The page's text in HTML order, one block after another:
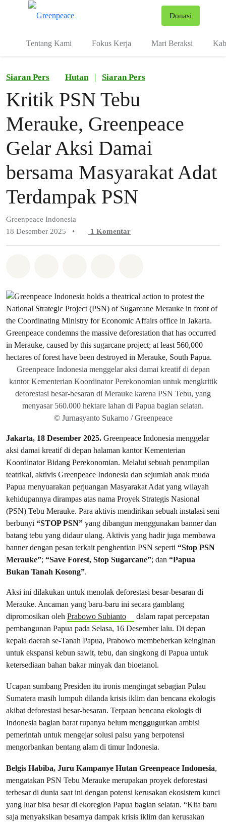
Donasi
Tentang Kami Fokus Kerja Mari Beraksi
Siaran Pers Hutan | Siaran Pers
Kritik PSN Tebu
Merauke, Greenpeace
Gelar Aksi Damai
bersama Masyarakat Adat
Terdampak PSN
Greenpeace Indonesia
18 Desember 2025
• 1 Komentar
Greenpeace Indonesia menggelar aksi damai kreatif di depan
kantor Kementerian Koordinator Perekonomian untuk mengkritik
deforestasi besar-besaran di Merauke karena PSN Tebu, yang
menyasar 560.000 hektare lahan di Papua bagian selatan.
© Jurnasyanto Sukarno / Greenpeace
Jakarta, 18 Desember 2025. Greenpeace Indonesia menggelar
aksi damai kreatif di depan halaman kantor Kementerian
Koordinator Bidang Perekonomian. Melalui sebuah penampilan
teatrikal, aktivis Greenpeace Indonesia dan sejumlah anak muda
Papua menyuarakan perjuangan Masyarakat Adat yang wilayah
kehidupannya dirampas atas nama Proyek Strategis Nasional
(PSN) Tebu Merauke. Para aktivis mendirikan sebuah instalasi seni
berbunyi “STOP PSN” yang dibangun menggunakan banner dan
batang tebu yang didaur ulang. Aktivis yang hadir juga membawa
banner dengan pesan terkait penghentian PSN seperti “Stop PSN
Merauke”; “Save Forest, Stop Sugarcane”; dan “Papua
Bukan Tanah Kosong”.
Aksi ini dilakukan untuk menolak deforestasi besar-besaran di
Merauke. Ancaman yang baru-baru ini secara gamblang
dipromosikan oleh Prabowo Subianto
dalam rapat percepatan
pembangunan Papua pada Selasa, 16 Desember lalu. Di depan
kepala daerah se-Tanah Papua, Prabowo membeberkan keinginan
untuk ekspansi kebun sawit, tebu, dan singkong di Papua untuk
ketersediaan bahan bakar minyak dan bioetanol.
Ucapan sumbang Presiden itu ironis mengingat sebagian Pulau
Sumatera masih lumpuh dilanda krisis iklim dan bencana ekologis
akibat deforestasi besar-besaran. Terpaan bencana ekologis di
Indonesia bagian barat rupanya belum menggugurkan ambisi
pemerintah untuk mengejar solusi palsu yang berpotensi
mengorbankan bentang alam di timur Indonesia.
Belgis Habiba, Juru Kampanye Hutan Greenpeace Indonesia,
mengatakan PSN Tebu Merauke merupakan proyek deforestasi
terbesar di dunia saat ini dengan potensi kerusakan ekosistem kunci
yang luar bisa besar di ekoregion Papua bagian selatan. “Kita baru
saja menyaksikan besarnya dampak krisis iklim dan kerusakan